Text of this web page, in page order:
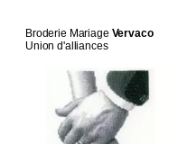
Broderie Mariage Vervaco
Union d'alliances